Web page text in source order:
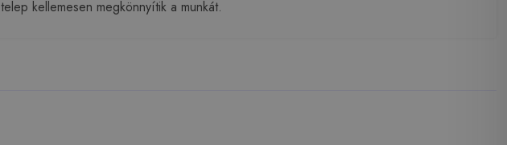
kellemesen megkönnyítik a munkát.